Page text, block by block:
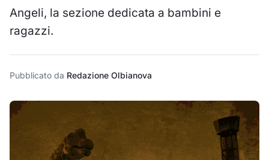
Angeli, la sezione dedicata a bambini e
ragazzi.
Pubblicato da Redazione Olbianova